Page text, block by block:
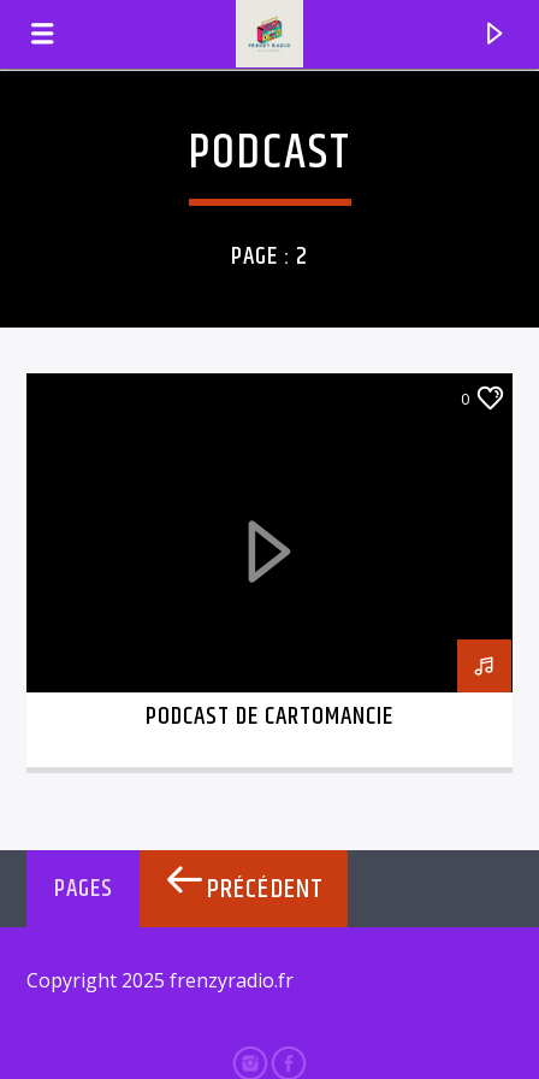
FRENZYRADIO
FrenzyRadio
PODCAST
PAGE : 2
0
PODCAST DE CARTOMANCIE
PAGES PRÉCÉDENT
Copyright 2025 frenzyradio.fr